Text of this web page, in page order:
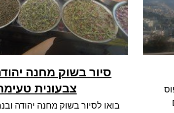
סיור בשוק מחנה
צבעונית
בואו לסיור בשוק מחנה יהודה